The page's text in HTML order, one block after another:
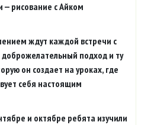
— рисование с Айком
ждут каждой встречи с
подход и ту
он создает на уроках, где
себя настоящим
и октябре ребята изучили